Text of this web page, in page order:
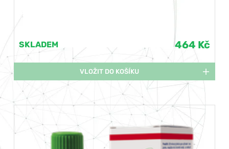
SKLADEM 464 Kč
VLOŽIT DO KOŠÍKU